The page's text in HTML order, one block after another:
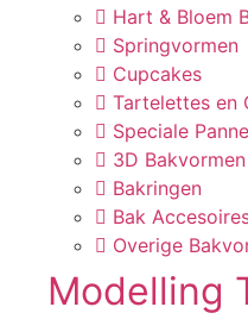
Hart & Bloem
Springvormen
Cupcakes
Tartelettes en
Speciale
3D Bakvormen
Bakringen
Bak
Overige
Modelling